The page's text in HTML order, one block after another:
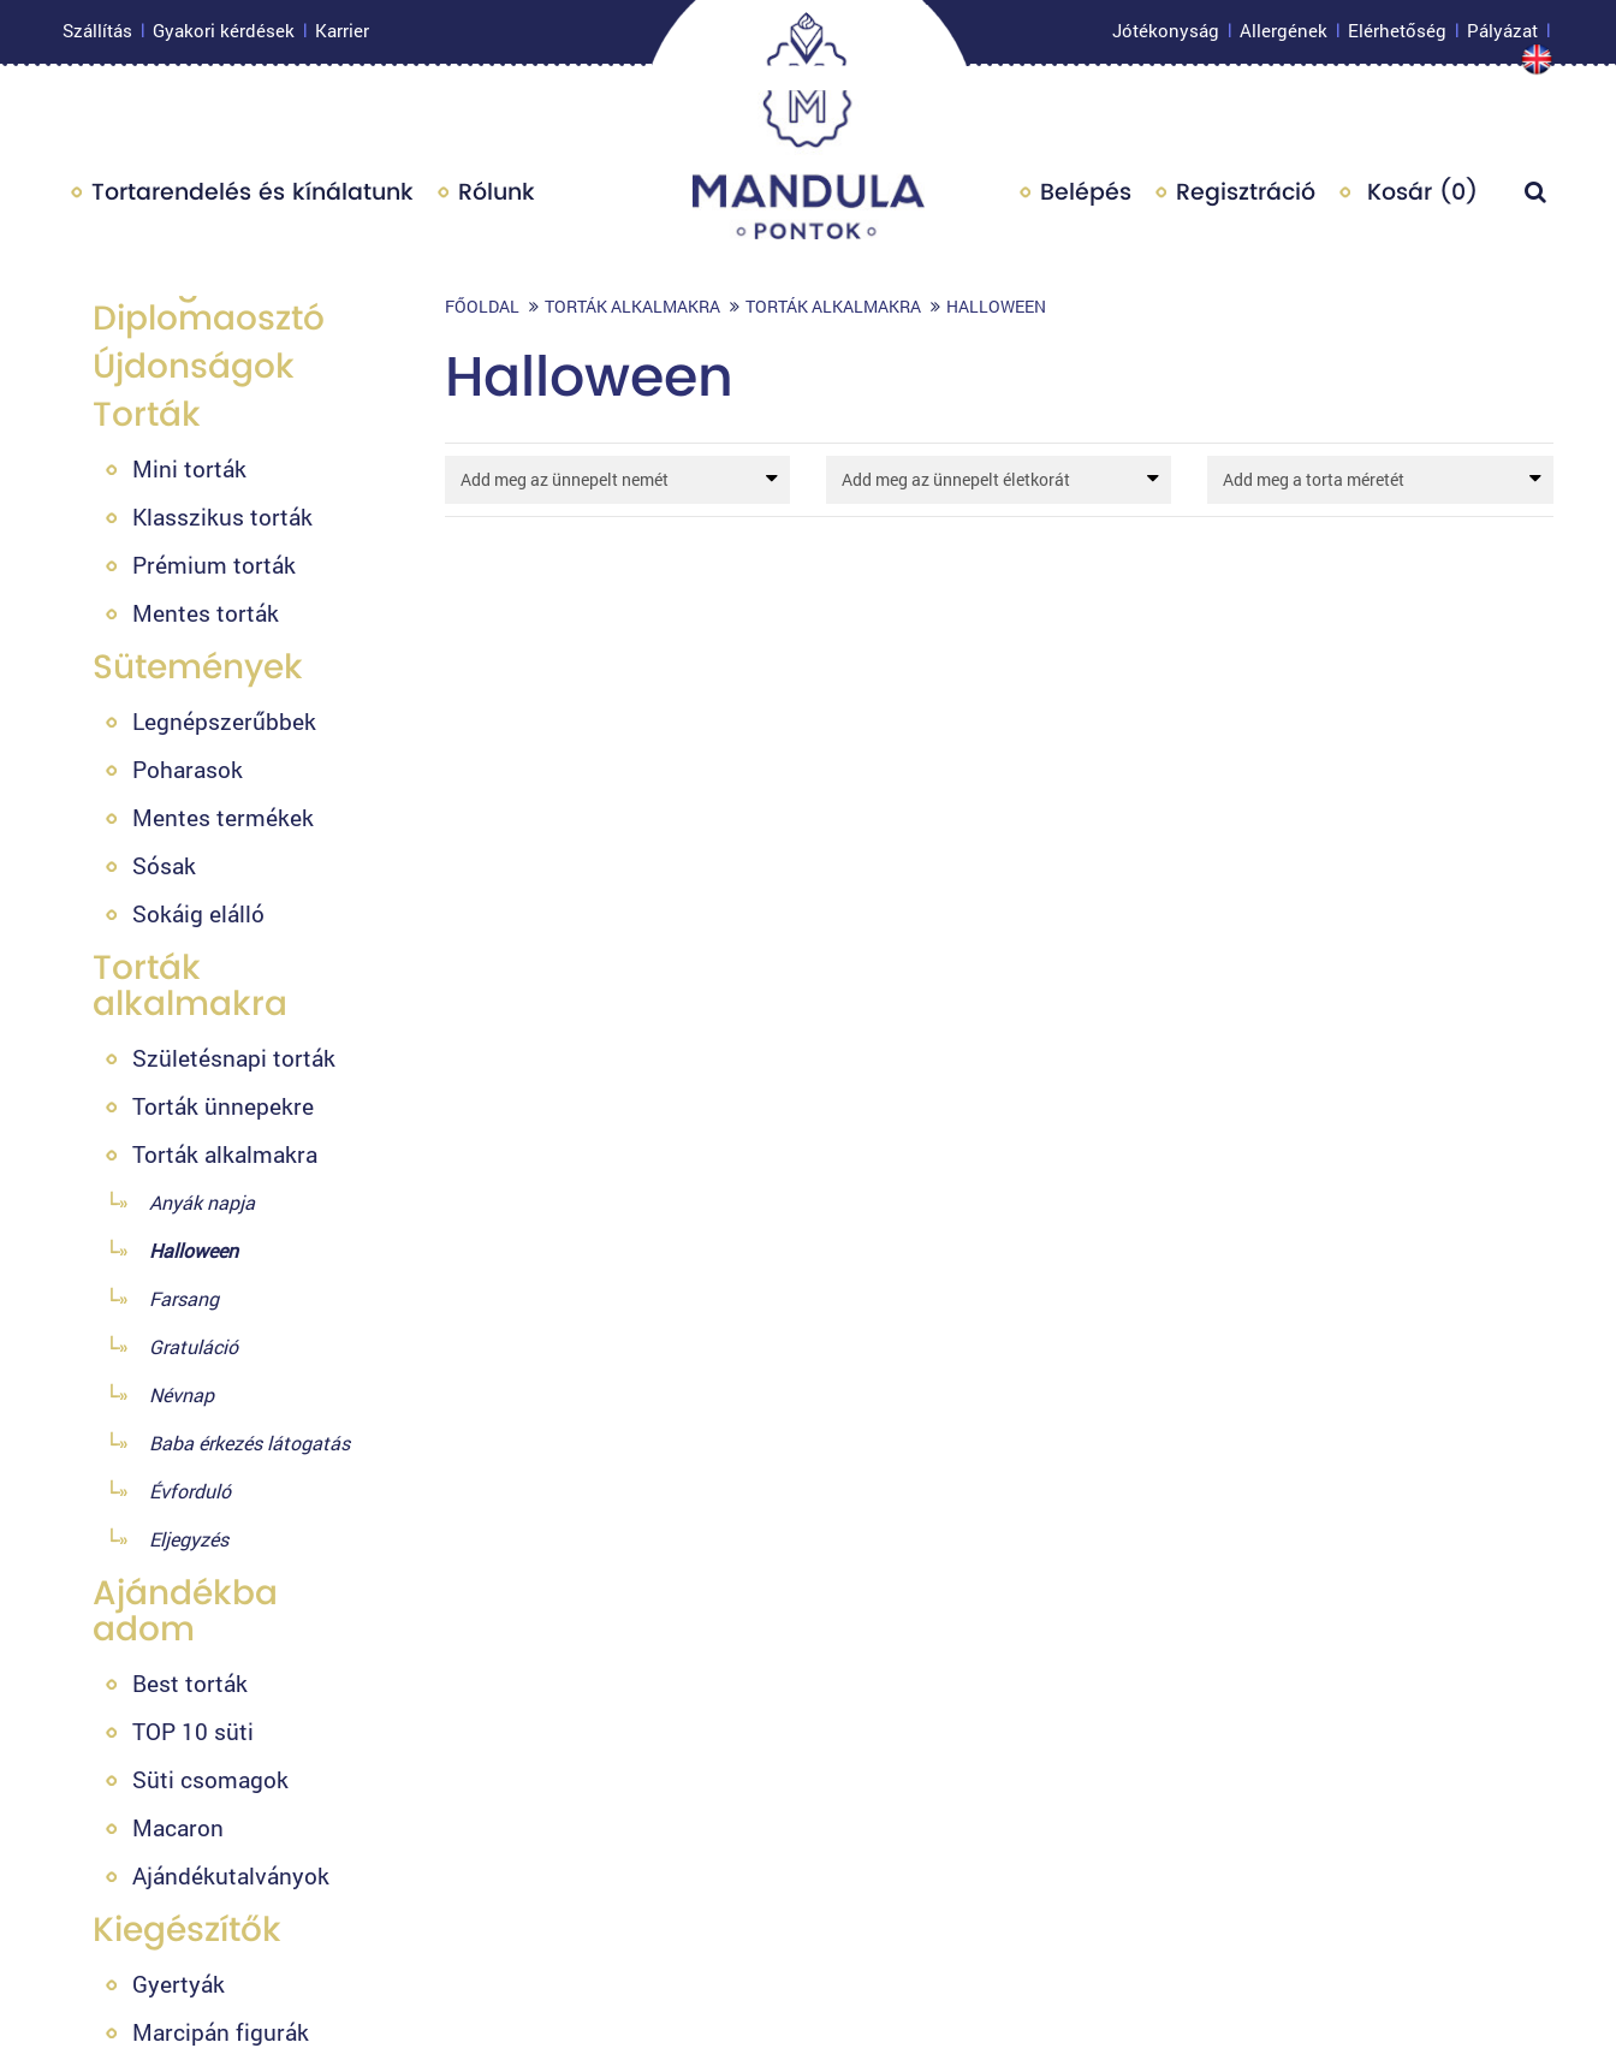
Szállítás | Gyakori kérdések | Karrier Jótékonyság | Allergének | Elérhetőség | Pályázat |
Tortarendelés és kínálatunk Rólunk Belépés Regisztráció Kosár (0)
Diplomaosztó
Újdonságok
Torták
Mini torták
Klasszikus torták
Prémium torták
Mentes torták
Sütemények
Legnépszerűbbek
Poharasok
Mentes termékek
Sósak
Sokáig elálló
Torták
alkalmakra
Születésnapi torták
Torták ünnepekre
Torták alkalmakra
Anyák napja
Halloween
Farsang
Gratuláció
Névnap
Baba érkezés látogatás
Évforduló
Eljegyzés
Ajándékba
adom
Best torták
TOP 10 süti
Süti csomagok
Macaron
Ajándékutalványok
Kiegészítők
Gyertyák
Marcipán figurák
FŐOLDAL TORTÁK ALKALMAKRA TORTÁK ALKALMAKRA HALLOWEEN
Halloween